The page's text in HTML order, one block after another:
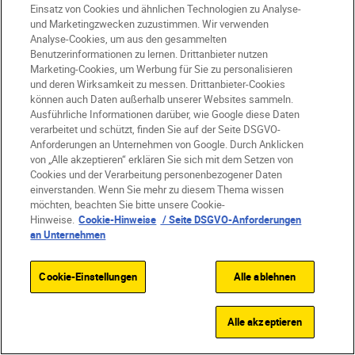
Schneeflocken zu fotografieren ist leichter
gesagt als getan, denn die
Wetterbedingungen sind die halbe
Herausforderung. Bei starkem Schneefall
ist es schwierig, eine einzelne Schneeflocke
zu isolieren; daher ist leichter Schnee mit
wenig Wind ideal. Wählt als Nächstes
euren Hintergrund. Wählt einen dunkleren
Hintergrund, zum Beispiel mit Zweigen
oder Blättern. Oder nehmt eine
Schneeflocke auf euren Handschuhen oder
einem Schal auf. Norris liebt es, fallende
Schneeflocken im Vordergrund zu
fotografieren. Er empfiehlt, mit einer Blende
von f/16 zu beginnen, damit die Flocken
Geringe Tiefenschärfe für
Einsatz von Cookies und ähnlichen Technologien zu Analyse-
und Marketingzwecken zuzustimmen. Wir verwenden
Analyse-Cookies, um aus den gesammelten
Benutzerinformationen zu lernen. Drittanbieter nutzen
Marketing-Cookies, um Werbung für Sie zu personalisieren
und deren Wirksamkeit zu messen. Drittanbieter-Cookies
können auch Daten außerhalb unserer Websites sammeln.
Ausführliche Informationen darüber, wie Google diese Daten
verarbeitet und schützt, finden Sie auf der Seite DSGVO-
Anforderungen an Unternehmen von Google. Durch Anklicken
von „Alle akzeptieren“ erklären Sie sich mit dem Setzen von
Cookies und der Verarbeitung personenbezogener Daten
einverstanden. Wenn Sie mehr zu diesem Thema wissen
möchten, beachten Sie bitte unsere Cookie-
Hinweise. Cookie-Hinweise / Seite DSGVO-Anforderungen
an Unternehmen
Cookie-Einstellungen Alle ablehnen
Alle akzeptieren